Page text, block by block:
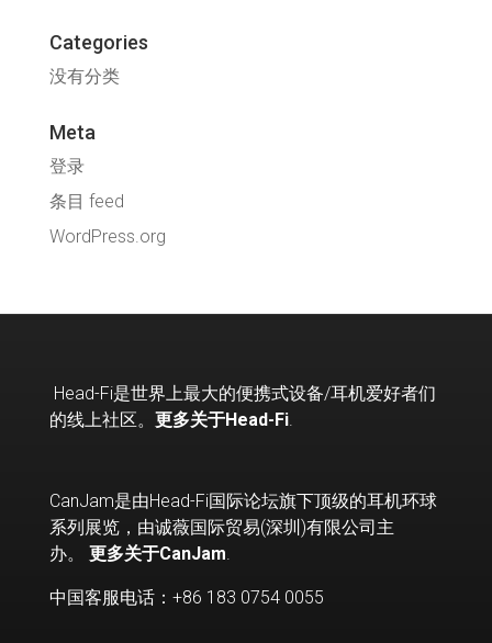
Categories
没有分类
Meta
登录
条目 feed
WordPress.org
Head-Fi是世界上最大的便携式设备/耳机爱好者们
的线上社区。 更多关于Head-Fi.
CanJam是由Head-Fi国际论坛旗下顶级的耳机环球
系列展览，由诚薇国际贸易(深圳)有限公司主
办。 更多关于CanJam.
中国客服电话：+86 183 0754 0055